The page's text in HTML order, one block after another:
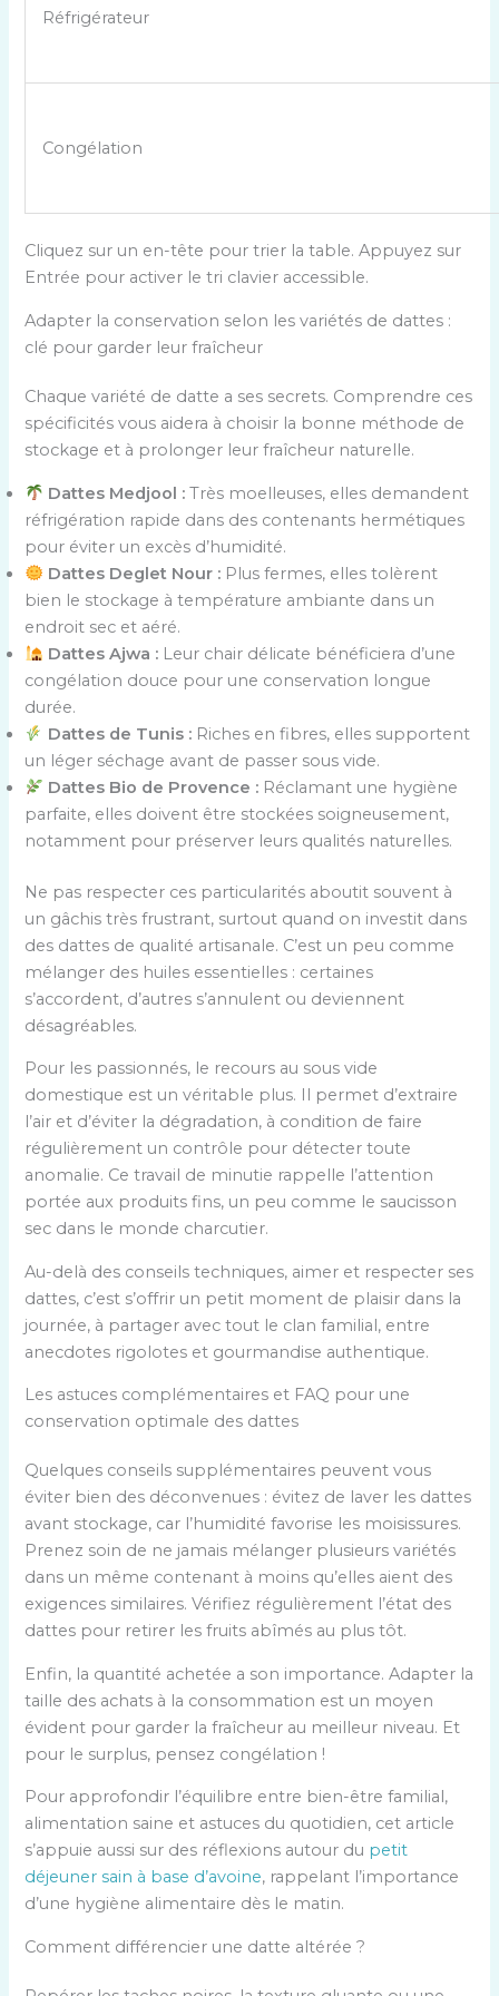
Réfrigérateur
Congélation
Cliquez sur un en-tête pour trier la table. Appuyez sur
Entrée pour activer le tri clavier accessible.
Adapter la conservation selon les variétés de dattes :
clé pour garder leur fraîcheur
Chaque variété de datte a ses secrets. Comprendre ces
spécificités vous aidera à choisir la bonne méthode de
stockage et à prolonger leur fraîcheur naturelle.
Dattes Medjool : Très moelleuses, elles demandent
réfrigération rapide dans des contenants hermétiques
pour éviter un excès d’humidité.
Dattes Deglet Nour : Plus fermes, elles tolèrent
bien le stockage à température ambiante dans un
endroit sec et aéré.
Dattes Ajwa : Leur chair délicate bénéficiera d’une
congélation douce pour une conservation longue
durée.
Dattes de Tunis : Riches en fibres, elles supportent
un léger séchage avant de passer sous vide.
Dattes Bio de Provence : Réclamant une hygiène
parfaite, elles doivent être stockées soigneusement,
notamment pour préserver leurs qualités naturelles.
Ne pas respecter ces particularités aboutit souvent à
un gâchis très frustrant, surtout quand on investit dans
des dattes de qualité artisanale. C’est un peu comme
mélanger des huiles essentielles : certaines
s’accordent, d’autres s’annulent ou deviennent
désagréables.
Pour les passionnés, le recours au sous vide
domestique est un véritable plus. Il permet d’extraire
l’air et d’éviter la dégradation, à condition de faire
régulièrement un contrôle pour détecter toute
anomalie. Ce travail de minutie rappelle l’attention
portée aux produits fins, un peu comme le saucisson
sec dans le monde charcutier.
Au-delà des conseils techniques, aimer et respecter ses
dattes, c’est s’offrir un petit moment de plaisir dans la
journée, à partager avec tout le clan familial, entre
anecdotes rigolotes et gourmandise authentique.
Les astuces complémentaires et FAQ pour une
conservation optimale des dattes
Quelques conseils supplémentaires peuvent vous
éviter bien des déconvenues : évitez de laver les dattes
avant stockage, car l’humidité favorise les moisissures.
Prenez soin de ne jamais mélanger plusieurs variétés
dans un même contenant à moins qu’elles aient des
exigences similaires. Vérifiez régulièrement l’état des
dattes pour retirer les fruits abîmés au plus tôt.
Enfin, la quantité achetée a son importance. Adapter la
taille des achats à la consommation est un moyen
évident pour garder la fraîcheur au meilleur niveau. Et
pour le surplus, pensez congélation !
Pour approfondir l’équilibre entre bien-être familial,
alimentation saine et astuces du quotidien, cet article
s’appuie aussi sur des réflexions autour du petit
déjeuner sain à base d’avoine, rappelant l’importance
d’une hygiène alimentaire dès le matin.
Comment différencier une datte altérée ?